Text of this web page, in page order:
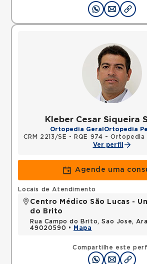
Kleber Cesar Siqueira
Ortopedia Geral Ortopedia
CRM 2213/SE •
RQE 974 -
Ver perfil
Agende uma
Compartilhe este
Locais de Atendimento
Centro Médico São Lucas -
do Brito
Rua Campo do Brito, Sao Jose,
49020590 •
Mapa